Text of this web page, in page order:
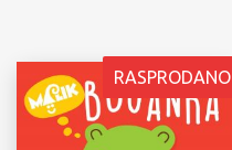
RASPRODANO